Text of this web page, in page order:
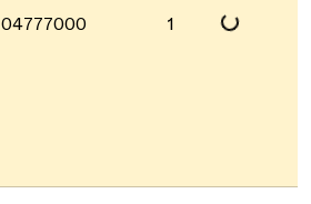
04777000 1